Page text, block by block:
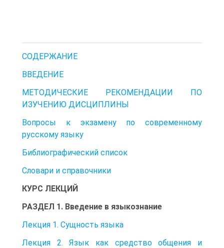
СОДЕРЖАНИЕ
ВВЕДЕНИЕ
МЕТОДИЧЕСКИЕ РЕКОМЕНДАЦИИ ПО
ИЗУЧЕНИЮ ДИСЦИПЛИНЫ
Вопросы к экзамену по современному
русскому языку
Библиографический список
Словари и справочники
КУРС ЛЕКЦИЙ
РАЗДЕЛ 1. Введение в языкознание
Лекция 1. Сущность языка
Лекция 2. Язык как средство общения и